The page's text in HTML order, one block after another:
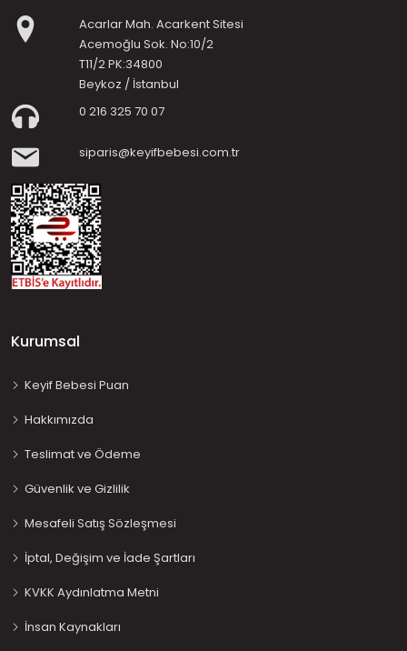
Acarlar Mah. Acarkent Sitesi
Acemoğlu Sok. No:10/2
T11/2 PK:34800
Beykoz / İstanbul
0 216 325 70 07
siparis@keyifbebesi.com.tr
Kurumsal
Keyif Bebesi Puan
Hakkımızda
Teslimat ve Ödeme
Güvenlik ve Gizlilik
Mesafeli Satış Sözleşmesi
İptal, Değişim ve İade Şartları
KVKK Aydınlatma Metni
İnsan Kaynakları